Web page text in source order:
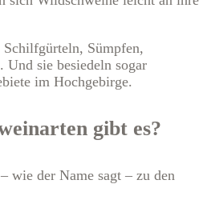
Schilfgürteln, Sümpfen,
sie besiedeln sogar
im Hochgebirge.
gibt es?
wie der Name sagt – zu den